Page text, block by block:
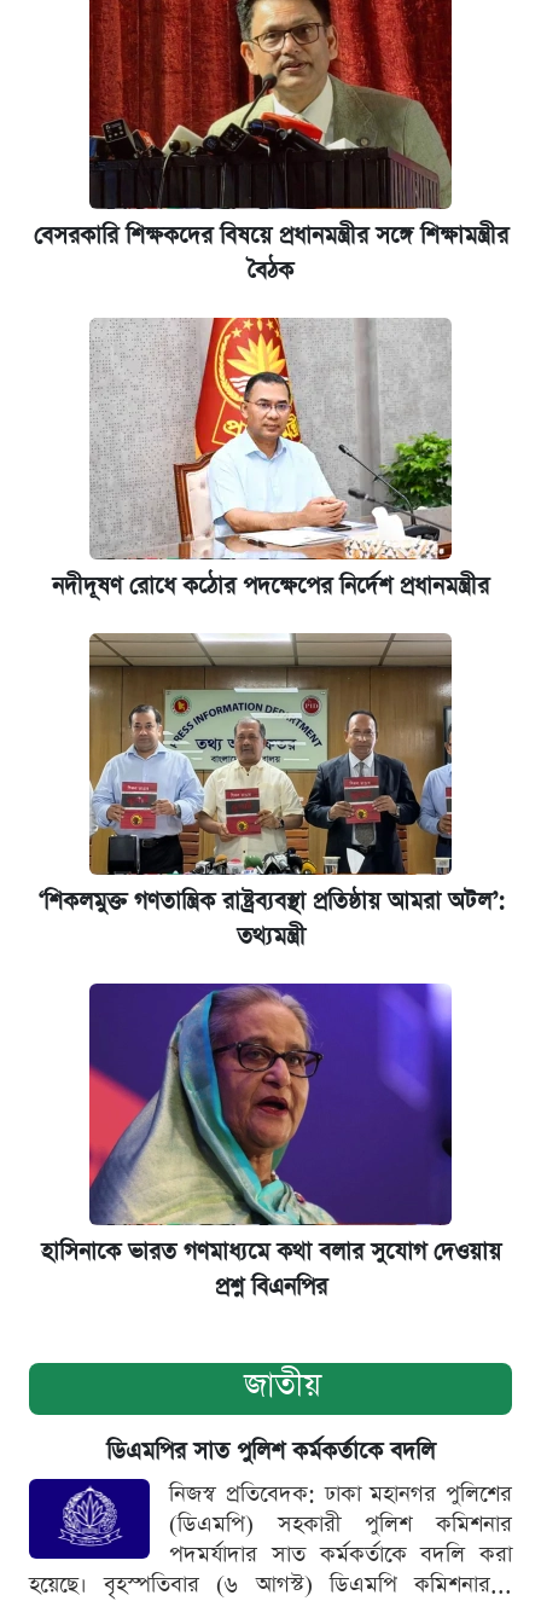
বেসরকারি শিক্ষকদের বিষয়ে প্রধানমন্ত্রীর সঙ্গে শিক্ষামন্ত্রীর
বৈঠক
নদীদূষণ রোধে কঠোর পদক্ষেপের নির্দেশ প্রধানমন্ত্রীর
‘শিকলমুক্ত গণতান্ত্রিক রাষ্ট্রব্যবস্থা প্রতিষ্ঠায় আমরা অটল’:
তথ্যমন্ত্রী
হাসিনাকে ভারত গণমাধ্যমে কথা বলার সুযোগ দেওয়ায়
প্রশ্ন বিএনপির
জাতীয়
ডিএমপির সাত পুলিশ কর্মকর্তাকে বদলি
নিজস্ব প্রতিবেদক: ঢাকা মহানগর পুলিশের
(ডিএমপি) সহকারী পুলিশ কমিশনার
পদমর্যাদার সাত কর্মকর্তাকে বদলি করা
হয়েছে। বৃহস্পতিবার (৬ আগস্ট) ডিএমপি কমিশনার...